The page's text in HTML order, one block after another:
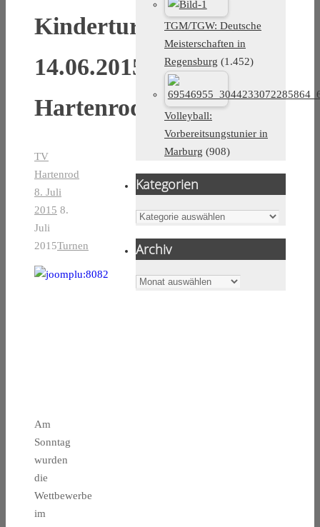
Kinderturnfest
14.06.2015
Hartenrod
TV
Hartenrod
8. Juli
2015 8.
Juli
2015Turnen
Am
Sonntag
wurden
die
Wettbewerbe
im
TGM/TGW: Deutsche
Meisterschaften in
Regensburg (1.452)
Volleyball:
Vorbereitsungstunier in
Marburg (908)
Kategorien
Kategorien
Archiv
Archiv